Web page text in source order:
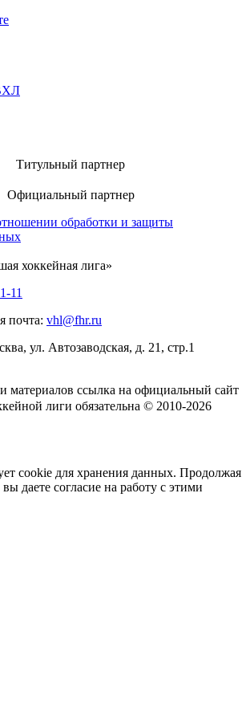
Титульный партнер
Официальный партнер
обработки и защиты
хоккейная лига»
11
почта: vhl@fhr.ru
ул. Автозаводская, д. 21, стр.1
материалов ссылка на официальный сайт
лиги обязательна © 2010-2026
cookie для хранения данных. Продолжая
вы даете согласие на работу с этими